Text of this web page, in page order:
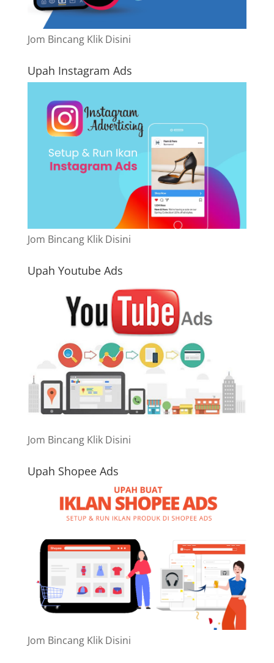
Jom Bincang Klik Disini
Upah Instagram Ads
Jom Bincang Klik Disini
Upah Youtube Ads
Jom Bincang Klik Disini
Upah Shopee Ads
Jom Bincang Klik Disini